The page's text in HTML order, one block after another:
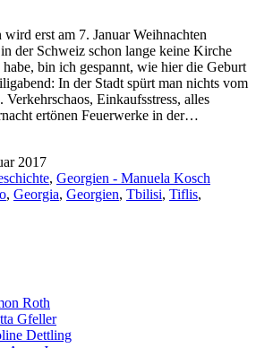
erst am 7. Januar Weihnachten
der Schweiz schon lange keine Kirche
bin ich gespannt, wie hier die Geburt
In der Stadt spürt man nichts vom
Verkehrschaos, Einkaufsstress, alles
ertönen Feuerwerke in der…
2017
, Georgien - Manuela Kosch
, Georgia, Georgien, Tbilisi, Tiflis,
Roth
Gfeller
Dettling